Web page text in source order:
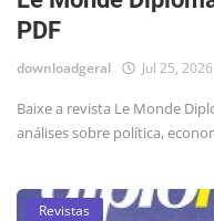
PDF
downloadgeral Jul 25, 2026
Baixe a revista Le Monde
análises sobre política,
Revistas